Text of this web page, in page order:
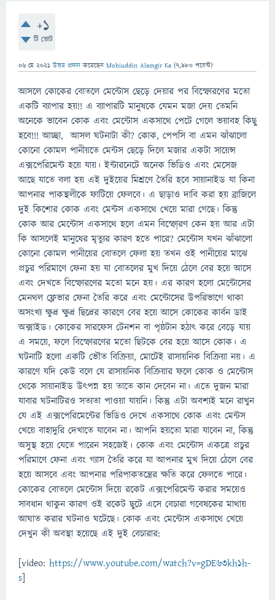
+1
টি ভোট
06 মে 2021 উত্তর প্রদান করেছেন Mohiuddin Alamgir Ka (7,980 পয়েন্ট)
আসলে কোকের বোতলে মেন্টোস ছেড়ে দেয়ার পর বিস্ফোরণের মতো
একটি ব্যাপার হয়!! এ ব্যাপারটি মানুষকে যেমন মজা দেয় তেমনি
অনেকে ভাবেন কোক এবং মেন্টোস একসাথে পেটে গেলে ভয়াবহ কিছু
হবে!!! আচ্ছা, আসল ঘটনাটা কী? কোক, পেপসি বা এমন ঝাঁঝালো
কোনো কোমল পানীয়তে মেন্টস ছেড়ে দিলে মজার একটা সায়েন্স
এক্সপেরিমেন্ট হয়ে যায়। ইন্টারনেটে অনেক ভিডিও এবং মেসেজ
আছে যাতে বলা হয় এই দুইয়ের মিশ্রণে তৈরি হবে সায়ানাইড যা কিনা
আপনার পাকস্থলীকে ফাটিয়ে ফেলবে। এ ছাড়াও দাবি করা হয় ব্রাজিলে
দুই কিশোর কোক এবং মেন্টস একসাথে খেয়ে মারা গেছে। কিন্তু
কোক আর মেন্টোস একসাথে হলে এমন বিস্ফো্রণ কেন হয় আর এটা
কি আসলেই মানুষের মৃত্যুর কারণ হতে পারে? মেন্টোস যখন ঝাঁঝালো
কোনো কোমল পানীয়ের বোতলে ফেলা হয় তখন ওই পানীয়ের মাঝে
প্রচুর পরিমাণে ফেনা হয় যা বোতলের মুখ দিয়ে ঠেলে বের হয়ে আসে
এবং দেখতে বিস্ফোরণের মতো মনে হয়। এর কারণ হলো মেন্টোসের
মেনথল ফ্লেভার ফেনা তৈরি করে এবং মেন্টোসের উপরিভাগে থাকা
অসংখ্য ক্ষুদ্র ক্ষুদ্র ছিদ্রের কারণে বের হয়ে আসে কোকের কার্বন ডাই
অক্সাইড। কোকের সারফেস টেনশন বা পৃষ্ঠটান হঠাৎ করে বেড়ে যায়
এ সময়ে, ফলে বিস্ফোরণের মতো ছিটকে বের হয়ে আসে কোক। এ
ঘটনাটি হলো একটি ভৌত বিক্রিয়া, মোটেই রাসায়নিক বিক্রিয়া নয়। এ
কারণে যদি কেউ বলে যে রাসায়নিক বিক্রিয়ার ফলে কোক ও মেন্টোস
থেকে সায়ানাইড উৎপন্ন হয় তাতে কান দেবেন না। এতে দুজন মারা
যাবার ঘটনাটিরও সত্যতা পাওয়া যায়নি। কিন্তু এটা অবশ্যই মনে রাখুন
যে এই এক্সপেরিমেন্টের ভিডিও দেখে একসাথে কোক এবং মেন্টস
খেয়ে বাহাদুরি দেখাতে যাবেন না। আপনি হয়তো মারা যাবেন না, কিন্তু
অসুস্থ হয়ে যেতে পারেন সহজেই। কোক এবং মেন্টোস একত্রে প্রচুর
পরিমাণে ফেনা এবং গ্যাস তৈরি করে যা আপনার মুখ দিয়ে ঠেলে বের
হয়ে আসবে এবং আপনার পরিপাকতন্ত্রের ক্ষতি করে ফেলতে পারে।
কোকের বোতলে মেন্টোস দিয়ে রকেট এক্সপেরিমেন্ট করার সময়েও
সাবধান থাকুন কারণ ওই রকেট ছুটে এসে বেচারা গবেষকের মাথায়
আঘাত করার ঘটনাও ঘটেছে। কোক এবং মেন্টোস একসাথে খেয়ে
দেখুন কী অবস্থা হয়েছে এই দুই বেচারার:
[video: https://www.youtube.com/watch?v=gDE63kh1h-
s]